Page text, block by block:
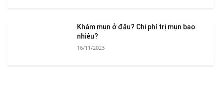
Khám mụn ở đâu? Chi phí trị mụn bao
nhiêu?
16/11/2023